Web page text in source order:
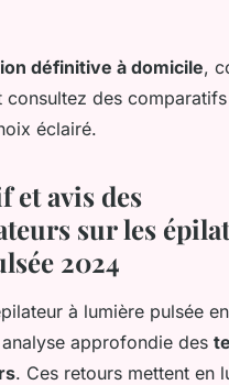
définitive à domicile,
consultez des
éclairé.
et avis des
sur les
2024
à lumière pulsée
approfondie des
. Ces retours mettent en